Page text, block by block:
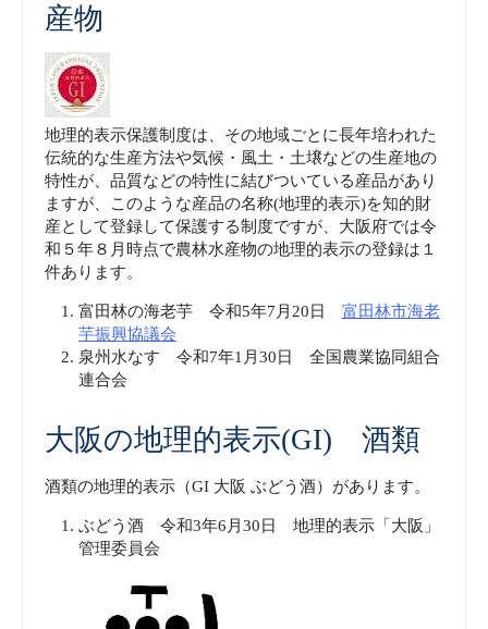
産物
地理的表示保護制度は、その地域ごとに長年培われた
伝統的な生産方法や気候・風土・土壌などの生産地の
特性が、品質などの特性に結びついている産品があり
ますが、このような産品の名称(地理的表示)を知的財
産として登録して保護する制度ですが、大阪府では令
和５年８月時点で農林水産物の地理的表示の登録は１
件あります。
富田林の海老芋 令和5年7月20日 富田林市海老
芋振興協議会
泉州水なす 令和7年1月30日 全国農業協同組合
連合会
大阪の地理的表示(GI) 酒類
酒類の地理的表示（GI 大阪 ぶどう酒）があります。
ぶどう酒 令和3年6月30日 地理的表示「大阪」
管理委員会